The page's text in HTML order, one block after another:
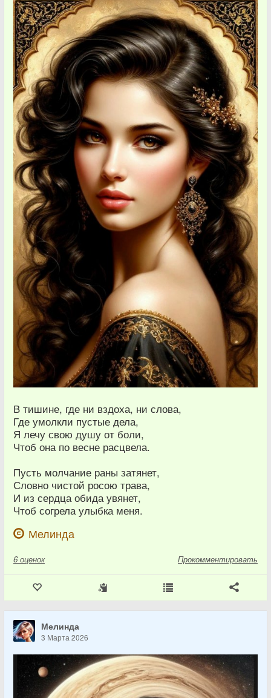
В тишине, где ни вздоха, ни слова,
Где умолкли пустые дела,
Я лечу свою душу от боли,
Чтоб она по весне расцвела.
Пусть молчание раны затянет,
Словно чистой росою трава,
И из сердца обида увянет,
Чтоб согрела улыбка меня.
Мелинда
6 оценок Прокомментировать
Мелинда
3 Марта 2026